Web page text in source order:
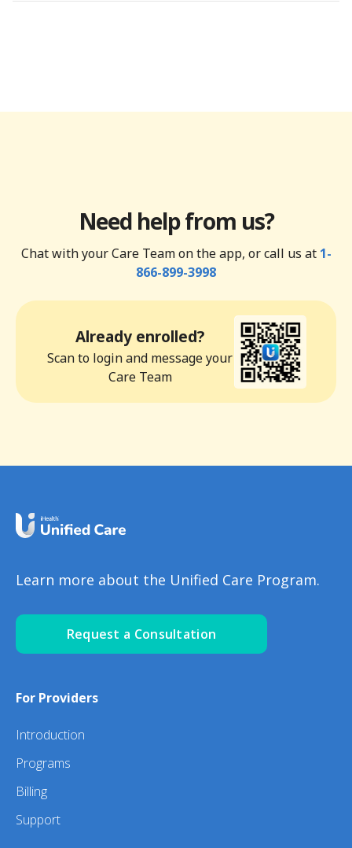
Need help from us?
Chat with your Care Team on the app, or call us at 1-
866-899-3998
Already enrolled?
Scan to login and message your
Care Team
Learn more about the Unified Care Program.
Request a Consultation
For Providers
Introduction
Programs
Billing
Support